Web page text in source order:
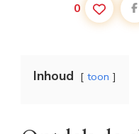
0
Inhoud toon